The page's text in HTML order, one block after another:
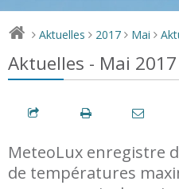
> Aktuelles > 2017 > Mai >
Aktuelles - Mai 2017
MeteoLux enregistre
de températures